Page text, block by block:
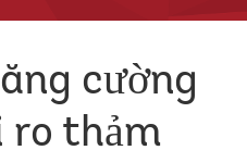
cường
ro thảm